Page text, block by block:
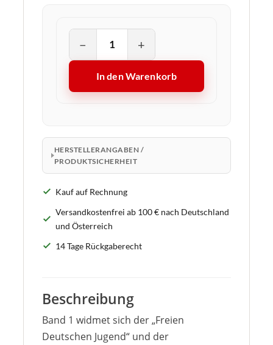
− +
In den Warenkorb
HERSTELLERANGABEN /
PRODUKTSICHERHEIT
Kauf auf Rechnung
Versandkostenfrei ab 100 € nach Deutschland
und Österreich
14 Tage Rückgaberecht
Beschreibung
Band 1 widmet sich der „Freien
Deutschen Jugend“ und der